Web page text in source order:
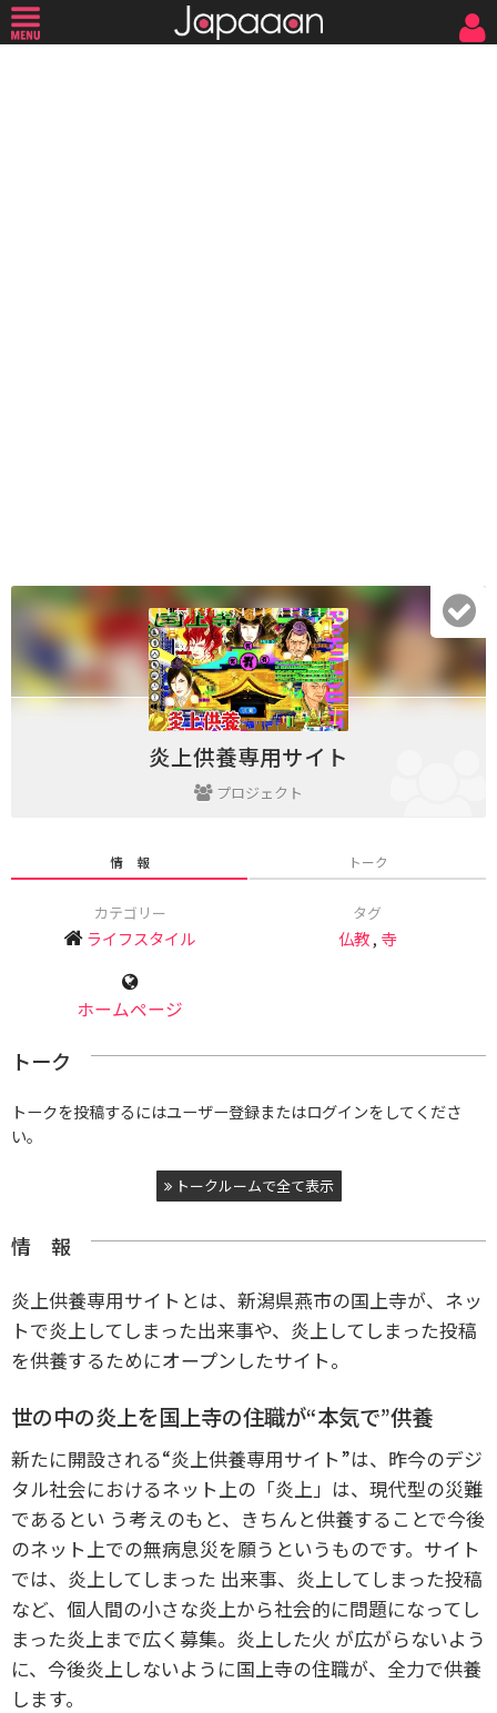
炎上供養専用サイト
プロジェクト
情 報 トーク
カテゴリー
ライフスタイル
タグ
仏教, 寺
ホームページ
トーク
トークを投稿するにはユーザー登録またはログインをしてくださ
い。
トークルームで全て表示
情 報
炎上供養専用サイトとは、新潟県燕市の国上寺が、ネッ
トで炎上してしまった出来事や、炎上してしまった投稿
を供養するためにオープンしたサイト。
世の中の炎上を国上寺の住職が“本気で”供養
新たに開設される“炎上供養専用サイト”は、昨今のデジ
タル社会におけるネット上の「炎上」は、現代型の災難
であるとい う考えのもと、きちんと供養することで今後
のネット上での無病息災を願うというものです。サイト
では、炎上してしまった 出来事、炎上してしまった投稿
など、個人間の小さな炎上から社会的に問題になってし
まった炎上まで広く募集。炎上した火 が広がらないよう
に、今後炎上しないように国上寺の住職が、全力で供養
します。